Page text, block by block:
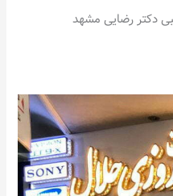
دکتر رضایی مشهد